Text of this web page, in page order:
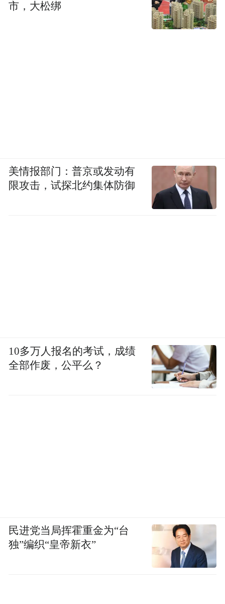
市，大松绑
美情报部门：普京或发动有
限攻击，试探北约集体防御
10多万人报名的考试，成绩
全部作废，公平么？
民进党当局挥霍重金为“台
独”编织“皇帝新衣”